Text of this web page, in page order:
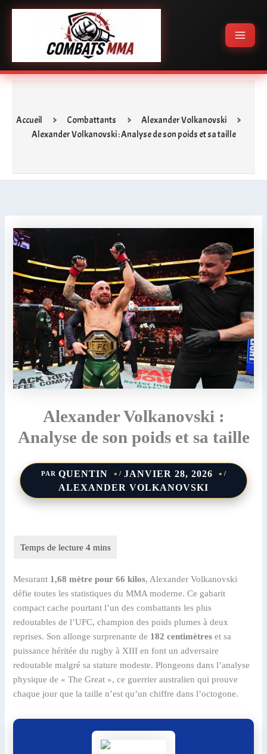
Aller
Menu
Accueil Combattants
Alexander Volkanovski
Alexander Volkanovski : Analyse de son poids et sa taille
Alexander Volkanovski :
Analyse de son poids et sa taille
PAR QUENTIN / JANVIER 28, 2026 /
ALEXANDER VOLKANOVSKI
Mesurant 1,68 mètre pour 66 kilos, Alexander Volkanovski
défie toutes les statistiques du MMA moderne. Ce gabarit
compact cache pourtant l’un des combattants les plus
redoutables de l’UFC, champion des poids plumes à deux
reprises. Son allonge surprenante de 182 centimètres et sa
puissance héritée du rugby à XIII en font un adversaire
redoutable malgré sa stature modeste. Plongeons dans l’analyse
physique de « The Great », ce guerrier australien qui prouve
chaque jour que la taille n’est qu’un chiffre dans l’octogone.